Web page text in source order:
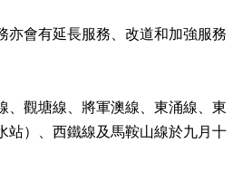
會有延長服務、改道和加強服務
觀塘線、將軍澳線、東涌線、東
站）、西鐵線及馬鞍山線於九月十